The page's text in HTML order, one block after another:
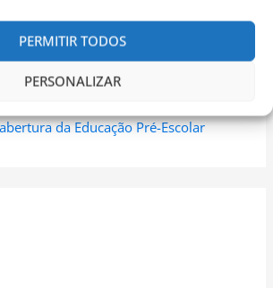
PERMITIR TODOS
PERSONALIZAR
para a Reabertura da Educação Pré-
– Pré-Escolar – Regresso à Escola |
da Educação Pré-Escolar